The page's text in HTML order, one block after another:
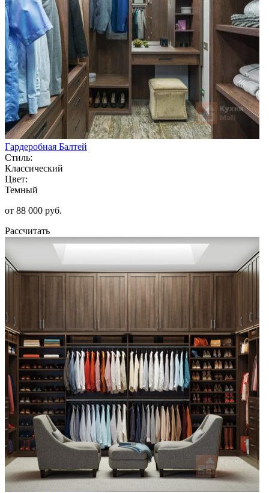
Гардеробная Балтей
Стиль:
Классический
Цвет:
Темный
от 88 000 руб.
Рассчитать